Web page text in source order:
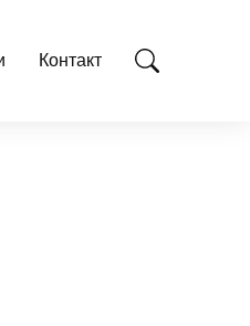
Контакт